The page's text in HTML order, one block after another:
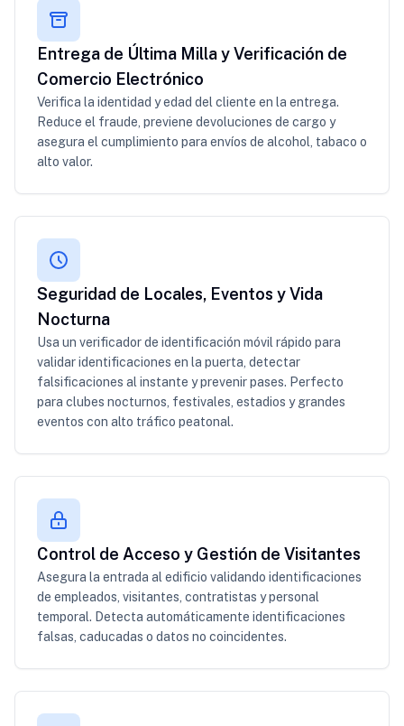
Entrega de Última Milla y Verificación de
Comercio Electrónico
Verifica la identidad y edad del cliente en la entrega.
Reduce el fraude, previene devoluciones de cargo y
asegura el cumplimiento para envíos de alcohol, tabaco o
alto valor.
Seguridad de Locales, Eventos y Vida
Nocturna
Usa un verificador de identificación móvil rápido para
validar identificaciones en la puerta, detectar
falsificaciones al instante y prevenir pases. Perfecto
para clubes nocturnos, festivales, estadios y grandes
eventos con alto tráfico peatonal.
Control de Acceso y Gestión de Visitantes
Asegura la entrada al edificio validando identificaciones
de empleados, visitantes, contratistas y personal
temporal. Detecta automáticamente identificaciones
falsas, caducadas o datos no coincidentes.